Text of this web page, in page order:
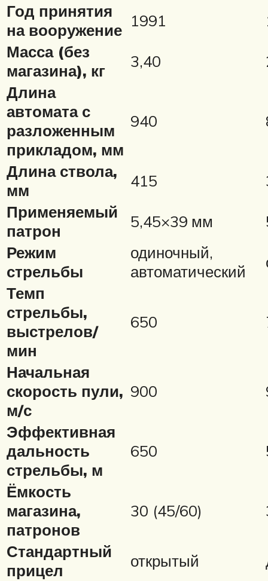
Год принятия
на вооружение 1991
Масса (без
магазина), кг
3,40
Длина
автомата с
разложенным
прикладом, мм
940
Длина ствола,
мм
415
Применяемый
патрон
5,45×39 мм
Режим
стрельбы
одиночный,
автоматический
Темп
стрельбы,
выстрелов/
мин
650
Начальная
скорость пули,
м/с
900
Эффективная
дальность
стрельбы, м
650
Ёмкость
магазина,
патронов
30 (45/60)
Стандартный
прицел
открытый